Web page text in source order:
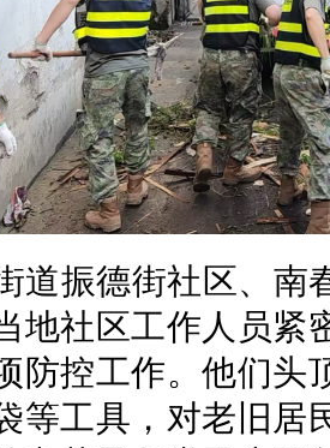
道振德街社区、南
地社区工作人员紧
防控工作。他们头
等工具，对老旧居